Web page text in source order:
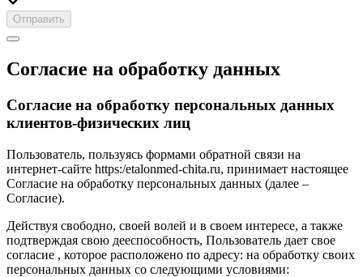
Отправить
Согласие на обработку данных
Согласие на обработку персональных данных
клиентов-физических лиц
Пользователь, пользуясь формами обратной связи на
интернет-сайте https:/etalonmed-chita.ru, принимает настоящее
Согласие на обработку персональных данных (далее –
Согласие).
Действуя свободно, своей волей и в своем интересе, а также
подтверждая свою дееспособность, Пользователь дает свое
согласие , которое расположено по адресу: на обработку своих
персональных данных со следующими условиями: